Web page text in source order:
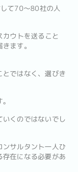
て70〜80社の人
ウトを送ること
ます。
ではなく、選びき
くのではないでし
サルタント一人ひ
在になる必要があ